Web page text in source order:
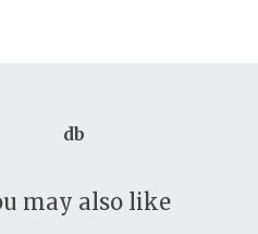
db
may also like